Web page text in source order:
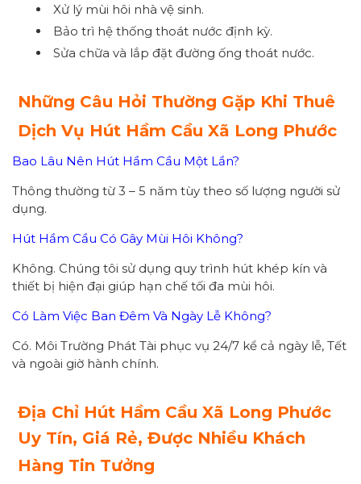
Xử lý mùi hôi nhà vệ sinh.
Bảo trì hệ thống thoát nước định kỳ.
Sửa chữa và lắp đặt đường ống thoát nước.
Những Câu Hỏi Thường Gặp Khi Thuê
Dịch Vụ Hút Hầm Cầu Xã Long Phước
Bao Lâu Nên Hút Hầm Cầu Một Lần?
Thông thường từ 3 – 5 năm tùy theo số lượng người sử
dụng.
Hút Hầm Cầu Có Gây Mùi Hôi Không?
Không. Chúng tôi sử dụng quy trình hút khép kín và
thiết bị hiện đại giúp hạn chế tối đa mùi hôi.
Có Làm Việc Ban Đêm Và Ngày Lễ Không?
Có. Môi Trường Phát Tài phục vụ 24/7 kể cả ngày lễ, Tết
và ngoài giờ hành chính.
Địa Chỉ Hút Hầm Cầu Xã Long Phước
Uy Tín, Giá Rẻ, Được Nhiều Khách
Hàng Tin Tưởng